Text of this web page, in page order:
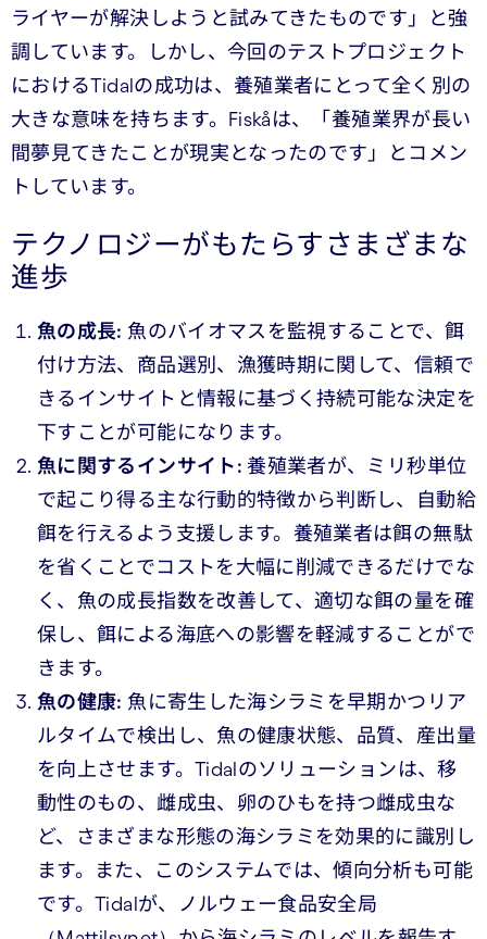
ライヤーが解決しようと試みてきたものです」と強
調しています。しかし、今回のテストプロジェクト
におけるTidalの成功は、養殖業者にとって全く別の
大きな意味を持ちます。Fiskåは、「養殖業界が長い
間夢見てきたことが現実となったのです」とコメン
トしています。
テクノロジーがもたらすさまざまな
進歩
魚の成長: 魚のバイオマスを監視することで、餌
付け方法、商品選別、漁獲時期に関して、信頼で
きるインサイトと情報に基づく持続可能な決定を
下すことが可能になります。
魚に関するインサイト: 養殖業者が、ミリ秒単位
で起こり得る主な行動的特徴から判断し、自動給
餌を行えるよう支援します。養殖業者は餌の無駄
を省くことでコストを大幅に削減できるだけでな
く、魚の成長指数を改善して、適切な餌の量を確
保し、餌による海底への影響を軽減することがで
きます。
魚の健康: 魚に寄生した海シラミを早期かつリア
ルタイムで検出し、魚の健康状態、品質、産出量
を向上させます。Tidalのソリューションは、移
動性のもの、雌成虫、卵のひもを持つ雌成虫な
ど、さまざまな形態の海シラミを効果的に識別し
ます。また、このシステムでは、傾向分析も可能
です。Tidalが、ノルウェー食品安全局